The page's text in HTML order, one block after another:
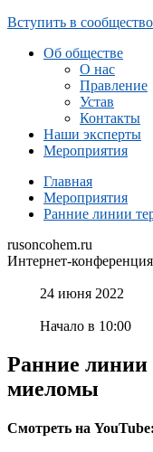
Вступить в
Об обществе
О нас
Правление
Устав
Контакты
Наши эксперты
Мероприятия
Главная
Мероприятия
Ранние линии
rusoncohem.ru
Интернет-конференция
24 июня 2022
Начало в 10:00
Ранние линии
миеломы
Cмотреть на YouTube: